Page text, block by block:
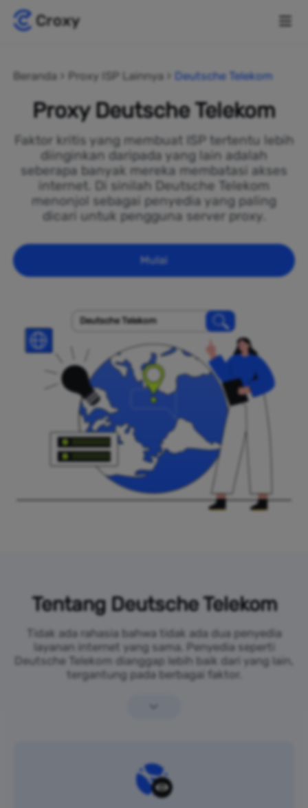
Beranda Proxy ISP Lainnya Deutsche Telekom
Proxy Deutsche Telekom
Faktor kritis yang membuat ISP tertentu lebih
diinginkan daripada yang lain adalah
seberapa banyak mereka membatasi akses
internet. Di sinilah Deutsche Telekom
menonjol sebagai penyedia yang paling
dicari untuk pengguna server proxy.
Mulai
Deutsche Telekom
Tentang Deutsche Telekom
Tidak ada rahasia bahwa tidak ada dua penyedia
layanan internet yang sama. Penyedia seperti
Deutsche Telekom dianggap lebih baik dari yang lain,
tergantung pada berbagai faktor.